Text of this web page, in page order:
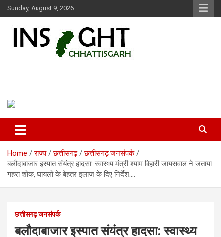
Skip
to
Sunday, August 9, 2026
Home राज्य छत्तीसगढ़
छत्तीसगढ़ जनसंपर्क
बलौदाबाजार इस्पात संयंत्र हादसा: स्वास्थ्य मंत्री श्याम बिहारी जायसवाल ने जताया
गहरा शोक, घायलों के बेहतर इलाज के दिए निर्देश….
छत्तीसगढ़ जनसंपर्क
बलौदाबाजार इस्पात संयंत्र हादसा: स्वास्थ्य